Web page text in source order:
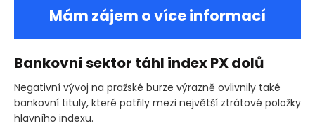
Mám zájem o více informací
Bankovní sektor táhl index PX dolů
Negativní vývoj na pražské burze výrazně ovlivnily také
bankovní tituly, které patřily mezi největší ztrátové položky
hlavního indexu.